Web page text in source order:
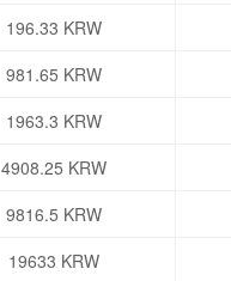
196.33 KRW
981.65 KRW
1963.3 KRW
4908.25 KRW
9816.5 KRW
19633 KRW